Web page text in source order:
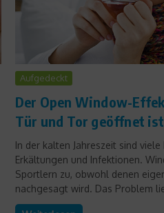
Aufgedeckt
Der Open Window-
Tür und Tor geöffnet ist
In der kalten Jahreszeit sind
Erkältungen und Infektionen.
Sportlern zu, obwohl denen
nachgesagt wird. Das Problem
2.